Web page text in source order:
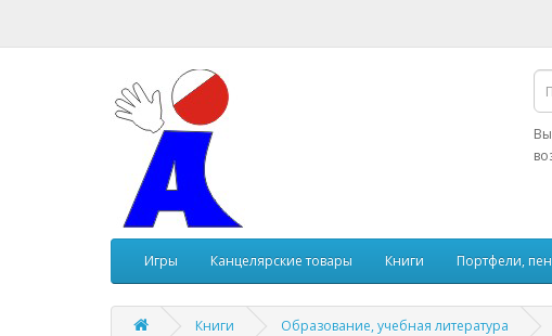
Игры Канцелярские товары Книги Портфели,
Книги Образование, учебная литература